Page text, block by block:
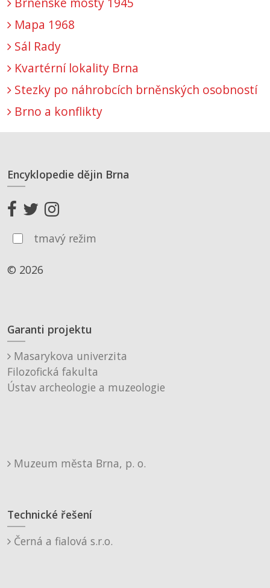
Mapa 1968
Sál Rady
Kvartérní lokality Brna
Stezky po náhrobcích brněnských osobností
Brno a konflikty
Encyklopedie dějin Brna
tmavý režim
© 2026
Garanti projektu
Masarykova univerzita
Filozofická fakulta
Ústav archeologie a muzeologie
Muzeum města Brna, p. o.
Technické řešení
Černá a fialová s.r.o.